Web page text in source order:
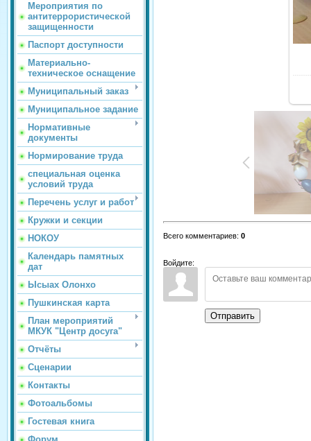
Мероприятия по
антитеррористической
защищенности
Паспорт доступности
Материально-
техническое оснащение
Муниципальный заказ
Муниципальное задание
Нормативные
документы
Нормирование труда
специальная оценка
условий труда
Перечень услуг и работ
Кружки и секции
НОКОУ
Календарь памятных
дат
Ысыах Олонхо
Пушкинская карта
План мероприятий
МКУК "Центр досуга"
Отчёты
Сценарии
Контакты
Фотоальбомы
Гостевая книга
Всего комментариев: 0
Войдите:
Отправить